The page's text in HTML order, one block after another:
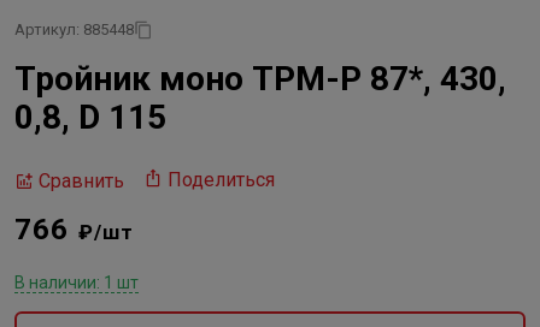
Артикул: 885448
Тройник моно ТРМ-Р 87*, 430,
0,8, D 115
Сравнить Поделиться
766 ₽/шт
В наличии: 1 шт